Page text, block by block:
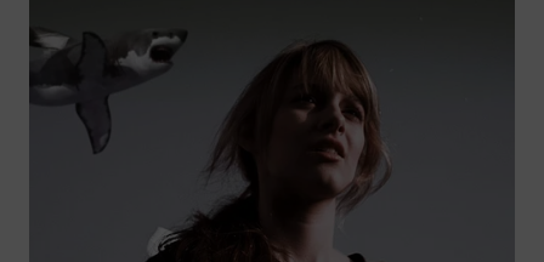
SURABAYA
NATUNA